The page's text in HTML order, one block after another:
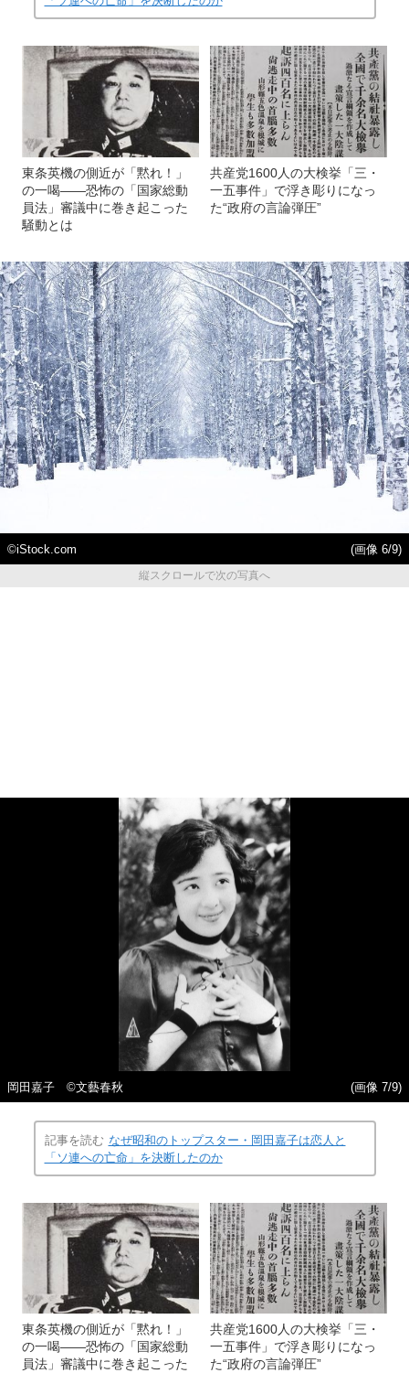
東条英機の側近が「黙れ！」
の一喝――恐怖の「国家総動
員法」審議中に巻き起こった
騒動とは
共産党1600人の大検挙「三・
一五事件」で浮き彫りになっ
た“政府の言論弾圧”
©iStock.com
(画像 6/9)
縦スクロールで次の写真へ
岡田嘉子 ©文藝春秋 (画像 7/9)
記事を読む なぜ昭和のトップスター・岡田嘉子は恋人と
「ソ連への亡命」を決断したのか
東条英機の側近が「黙れ！」
の一喝――恐怖の「国家総動
員法」審議中に巻き起こった
共産党1600人の大検挙「三・
一五事件」で浮き彫りになっ
た“政府の言論弾圧”